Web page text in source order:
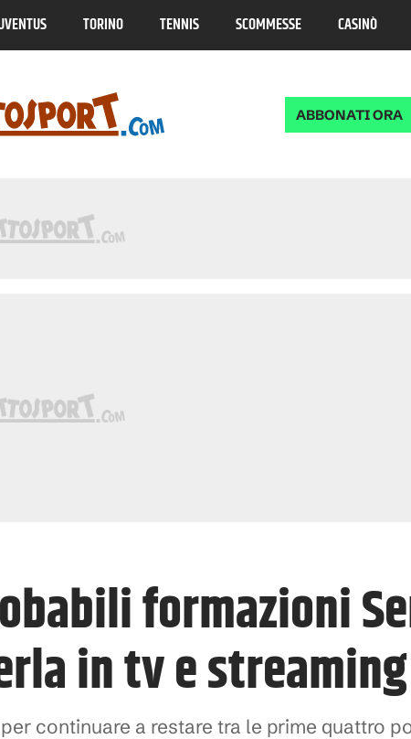
TORINO TENNIS SCOMMESSE CASINÒ
ABBONATI ORA
formazioni
in tv e streaming
continuare a restare tra le prime quattro